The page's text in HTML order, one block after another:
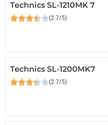
Technics SL-1210MK 7
(2.7/5)
Technics SL-1200MK7
(2.7/5)